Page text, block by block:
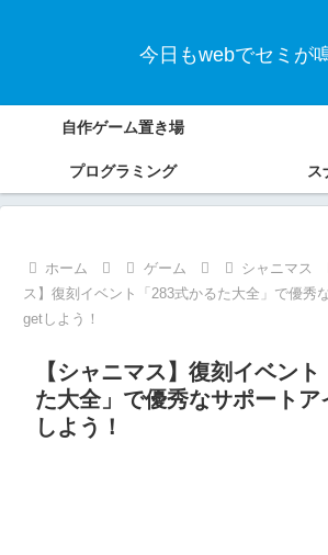
今日もwebでセミが
自作ゲーム置き場
プログラミング ス
ホーム ゲーム シャニマス
ス】復刻イベント「283式かるた大全」で優秀
getしよう！
【シャニマス】復刻イベン
た大全」で優秀なサポート
しよう！